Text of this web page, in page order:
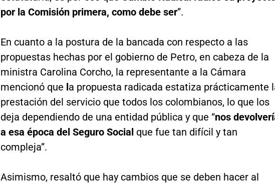
por la Comisión primera, como debe ser”.
En cuanto a la postura de la bancada con respecto a las
propuestas hechas por el gobierno de Petro, en cabeza de la
ministra Carolina Corcho, la representante a la Cámara
mencionó que la propuesta radicada estatiza prácticamente
prestación del servicio que todos los colombianos, lo que los
deja dependiendo de una entidad pública y que “nos
a esa época del Seguro Social que fue tan difícil y tan
compleja”.
Asimismo, resaltó que hay cambios que se deben hacer al